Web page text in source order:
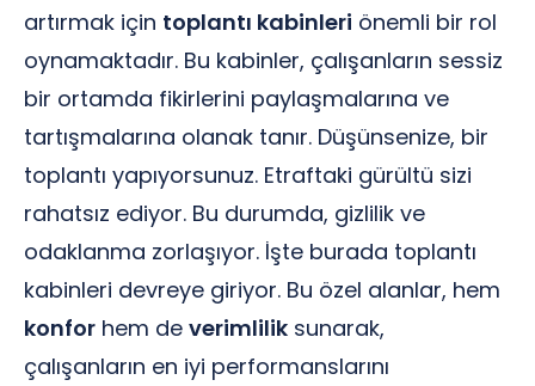
artırmak için toplantı kabinleri önemli bir rol
oynamaktadır. Bu kabinler, çalışanların sessiz
bir ortamda fikirlerini paylaşmalarına ve
tartışmalarına olanak tanır. Düşünsenize, bir
toplantı yapıyorsunuz. Etraftaki gürültü sizi
rahatsız ediyor. Bu durumda, gizlilik ve
odaklanma zorlaşıyor. İşte burada toplantı
kabinleri devreye giriyor. Bu özel alanlar, hem
konfor hem de verimlilik sunarak,
çalışanların en iyi performanslarını